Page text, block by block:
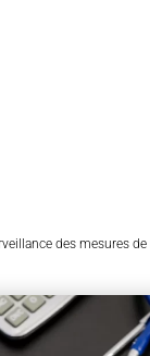
des mesures